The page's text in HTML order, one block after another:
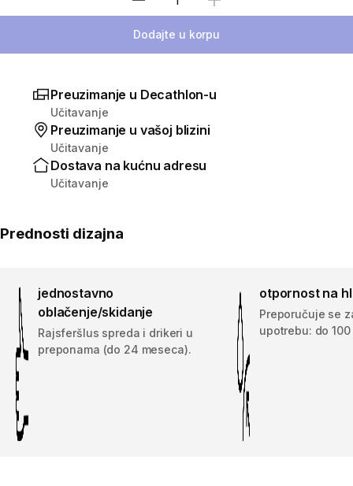
Izaberi količinu
Dodajte u korpu
Preuzimanje u Decathlon-u
Učitavanje
Preuzimanje u vašoj blizini
Učitavanje
Dostava na kućnu adresu
Učitavanje
Prednosti dizajna
jednostavno
oblačenje/skidanje
Rajsferšlus spreda i drikeri u
preponama (do 24 meseca).
otpornost na
Preporučuje se
upotrebu: do